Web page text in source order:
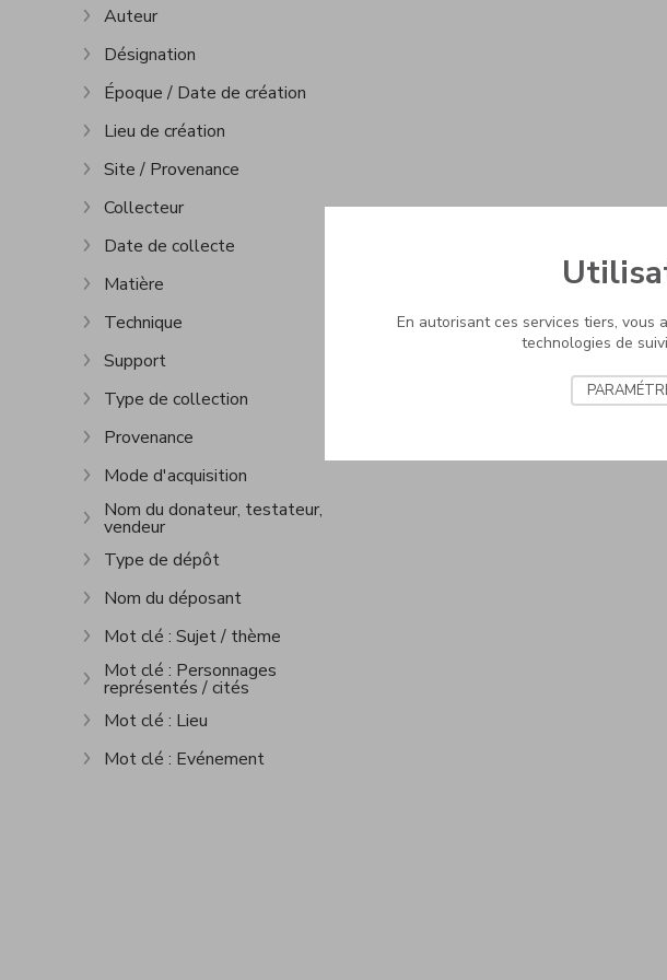
Afficher plus
Auteur
Afficher plus
Désignation
Afficher plus
Époque / Date de création
Afficher plus
Lieu de création
Afficher plus
Site / Provenance
Afficher plus
Collecteur
Afficher plus
Date de collecte
Afficher plus
Matière
Afficher plus
Technique
Afficher plus
Support
Afficher plus
Type de collection
Afficher plus
Provenance
Afficher plus
Mode d'acquisition
Afficher plus
Nom du donateur, testateur,
vendeur
Afficher plus
Type de dépôt
Afficher plus
Nom du déposant
Afficher plus
Mot clé : Sujet / thème
Afficher plus
Mot clé : Personnages
représentés / cités
Afficher plus
Mot clé : Lieu
Afficher plus
Mot clé : Evénement
En autorisant ces services tiers,
technologies de